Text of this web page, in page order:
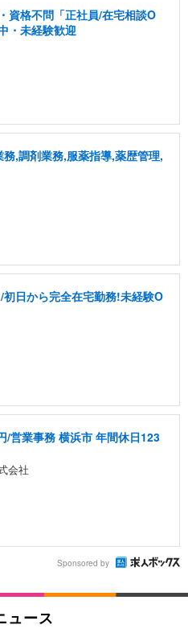
資格不問「正社員/在宅相談O
・未経験歓迎
,調剤業務,服薬指導,薬歴管理,
日から完全在宅勤務!未経験O
/営業事務 横浜市 年間休日123
会社
Sponsored by
ュース